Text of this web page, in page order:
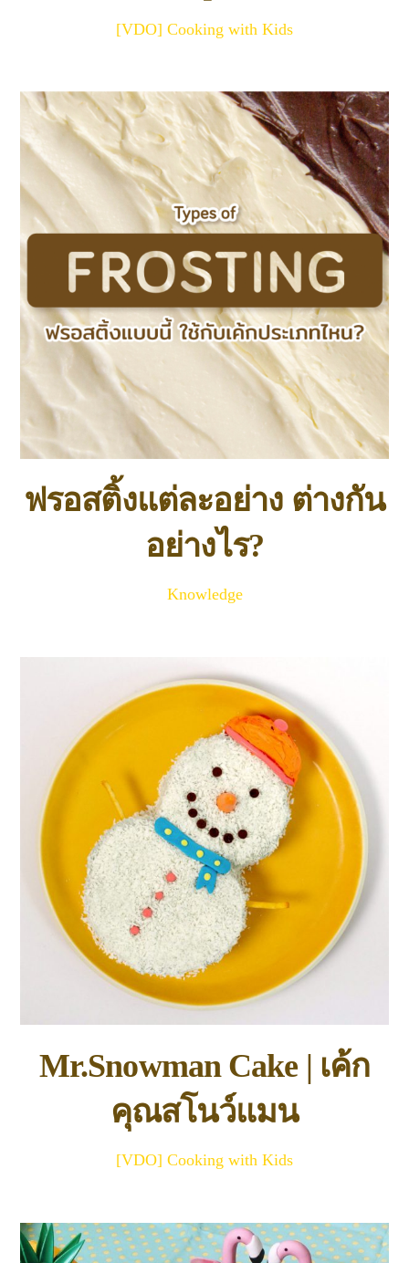
[VDO] Cooking with Kids
ฟรอสติ้งแต่ละอย่าง ต่างกัน
อย่างไร?
Knowledge
Mr.Snowman Cake | เค้ก
คุณสโนว์แมน
[VDO] Cooking with Kids